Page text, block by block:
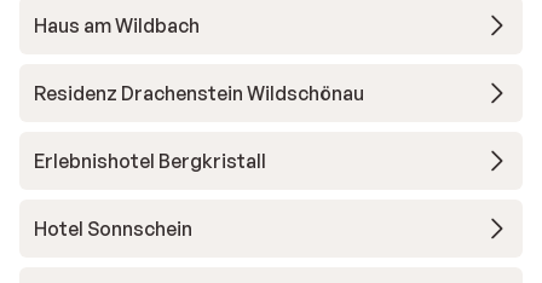
Haus am Wildbach
Residenz Drachenstein Wildschönau
Erlebnishotel Bergkristall
Hotel Sonnschein